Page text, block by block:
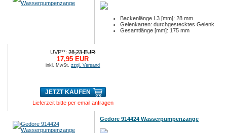
Backenlänge L3 [mm]: 28 mm
Gelenkarten: durchgestecktes Gelenk
Gesamtlänge [mm]: 175 mm
UVP**:28,23 EUR
17,95 EUR
inkl. MwSt.zzgl. Versand
JETZT KAUFEN
Lieferzeit bitte per email anfragen
Gedore 914424 Wasserpumpenzange